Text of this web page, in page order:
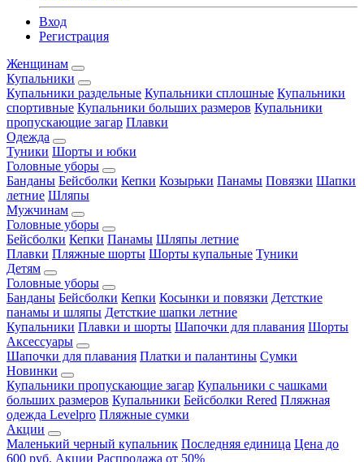
Вход
Регистрация
Женщинам
Купальники
Купальники раздельные Купальники сплошные Купальники
спортивные Купальники больших размеров Купальники
пропускающие загар Плавки
Одежда
Туники Шорты и юбки
Головные уборы
Банданы Бейсболки Кепки Козырьки Панамы Повязки Шапки
летние Шляпы
Мужчинам
Головные уборы
Бейсболки Кепки Панамы Шляпы летние
Плавки Пляжные шорты Шорты купальные Туники
Детям
Головные уборы
Банданы Бейсболки Кепки Косынки и повязки Детсткие
панамы и шляпы Детсткие шапки летние
Купальники Плавки и шорты Шапочки для плавания Шорты
Аксессуары
Шапочки для плавания Платки и палантины Сумки
Новинки
Купальники пропускающие загар Купальники с чашками
больших размеров Купальники Бейсболки Rered Пляжная
одежда Levelpro Пляжные сумки
Акции
Маленький черный купальник Последняя единица Цена до
600 руб. Акции Распродажа от 50%